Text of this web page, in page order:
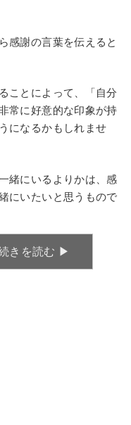
感謝の言葉を伝えると
ことによって、「自分
常に好意的な印象が持
になるかもしれませ
緒にいるよりかは、感
にいたいと思うもので
きを読む ▶︎